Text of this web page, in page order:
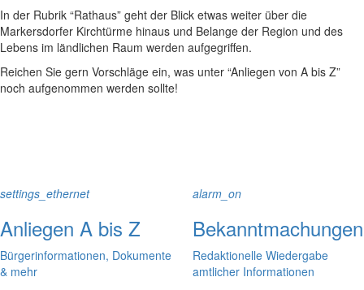
In der Rubrik “Rathaus” geht der Blick etwas weiter über die
Markersdorfer Kirchtürme hinaus und Belange der Region und des
Lebens im ländlichen Raum werden aufgegriffen.
Reichen Sie gern Vorschläge ein, was unter “Anliegen von A bis Z”
noch aufgenommen werden sollte!
settings_ethernet
Anliegen A bis Z
Bürgerinformationen, Dokumente
& mehr
alarm_on
Bekanntmachungen
Redaktionelle Wiedergabe
amtlicher Informationen